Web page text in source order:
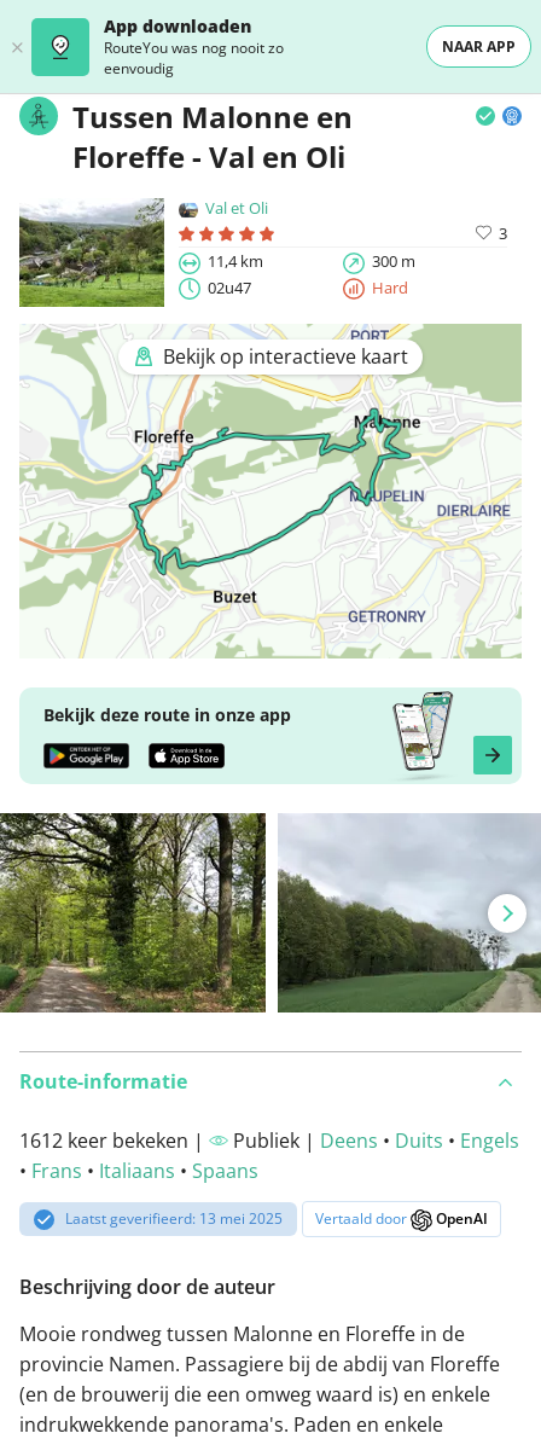
App downloaden
RouteYou was nog nooit zo
eenvoudig
NAAR APP
Tussen Malonne en
Floreffe - Val en Oli
Val et Oli
3
11,4 km
300 m
02u47
Hard
Bekijk op interactieve kaart
Bekijk deze route in onze app
Route-informatie
1612 keer bekeken | Publiek | Deens • Duits • Engels
• Frans • Italiaans • Spaans
Laatst geverifieerd: 13 mei 2025 Vertaald door OpenAI
Beschrijving door de auteur
Mooie rondweg tussen Malonne en Floreffe in de
provincie Namen. Passagiere bij de abdij van Floreffe
(en de brouwerij die een omweg waard is) en enkele
indrukwekkende panorama's. Paden en enkele